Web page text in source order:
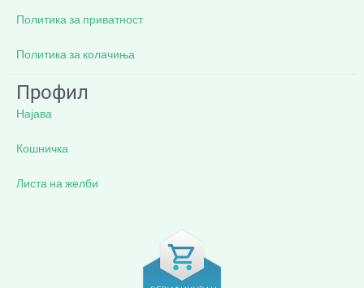
Политика за приватност
Политика за колачиња
Профил
Најава
Кошничка
Листа на желби